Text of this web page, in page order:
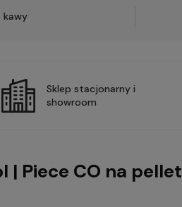
kawy
Sklep stacjonarny i
showroom
Piece CO na pellet